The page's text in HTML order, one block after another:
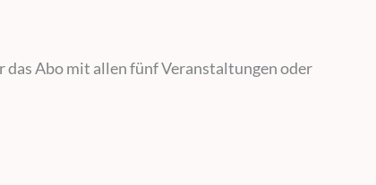
das Abo mit allen fünf Veranstaltungen oder